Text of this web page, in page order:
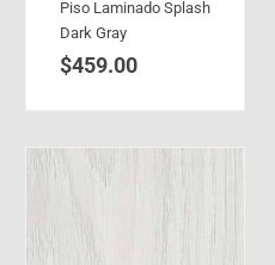
Piso Laminado Splash
Dark Gray
$459.00